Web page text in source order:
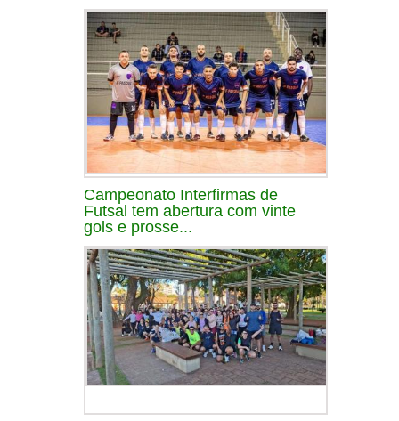
Campeonato Interfirmas de
Futsal tem abertura com vinte
gols e prosse...